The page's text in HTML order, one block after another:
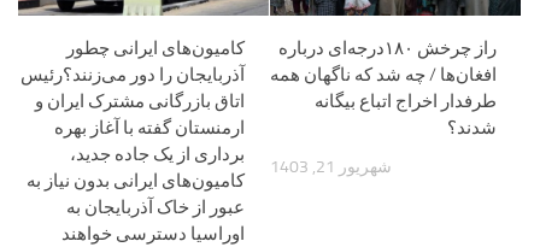
کامیون‌های ایرانی چطور
آذربایجان را دور می‌زنند؟رئیس
اتاق بازرگانی مشترک ایران و
ارمنستان گفته با آغاز بهره
برداری از یک جاده جدید،
کامیون‌های ایرانی بدون نیاز به
عبور از خاک آذربایجان به
اوراسیا دسترسی خواهند
راز چرخش ۱۸۰‌درجه‌ای درباره
افغان‌ها / چه شد که ناگهان همه
طرفدار اخراج اتباع بیگانه
شدند؟
شهریور 21, 1403